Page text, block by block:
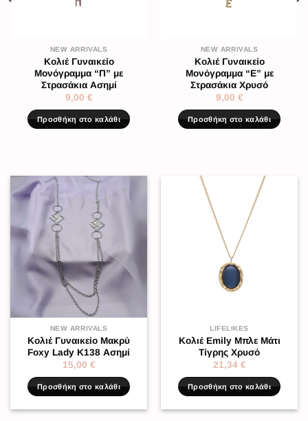
NEW ARRIVALS
Κολιέ Γυναικείο
Μονόγραμμα “Π” με
Στρασάκια Ασημί
9,00 €
Προσθήκη στο καλάθι
NEW ARRIVALS
Κολιέ Γυναικείο
Μονόγραμμα “Ε” με
Στρασάκια Χρυσό
9,00 €
Προσθήκη στο καλάθι
NEW ARRIVALS
Κολιέ Γυναικείο Μακρύ
Foxy Lady K138 Ασημί
15,00 €
Προσθήκη στο καλάθι
LIFELIKES
Κολιέ Emily Μπλε Μάτι
Τίγρης Χρυσό
21,34 €
Προσθήκη στο καλάθι